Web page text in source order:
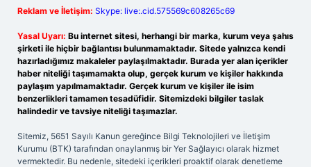
Reklam ve İletişim: Skype: live:.cid.575569c608265c69
Yasal Uyarı: Bu internet sitesi, herhangi bir marka, kurum veya şahıs
şirketi ile hiçbir bağlantısı bulunmamaktadır. Sitede yalnızca kendi
hazırladığımız makaleler paylaşılmaktadır. Burada yer alan içerikler
haber niteliği taşımamakta olup, gerçek kurum ve kişiler hakkında
paylaşım yapılmamaktadır. Gerçek kurum ve kişiler ile isim
benzerlikleri tamamen tesadüfidir. Sitemizdeki bilgiler taslak
halindedir ve tavsiye niteliği taşımazlar.
Sitemiz, 5651 Sayılı Kanun gereğince Bilgi Teknolojileri ve İletişim
Kurumu (BTK) tarafından onaylanmış bir Yer Sağlayıcı olarak hizmet
vermektedir. Bu nedenle, sitedeki içerikleri proaktif olarak denetleme